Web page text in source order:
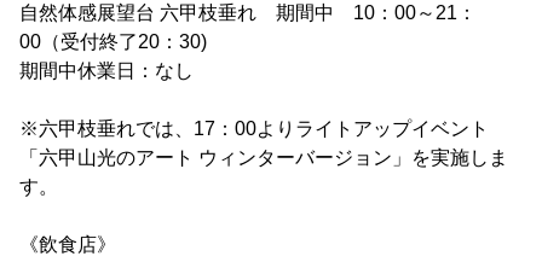
自然体感展望台 六甲枝垂れ 期間中 10：00～21：
00（受付終了20：30)
期間中休業日：なし
※六甲枝垂れでは、17：00よりライトアップイベント
「六甲山光のアート ウィンターバージョン」を実施しま
す。
《飲食店》